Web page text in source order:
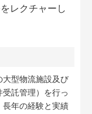
レクチャーし
大型物流施設及び
託管理）を行っ
長年の経験と実績